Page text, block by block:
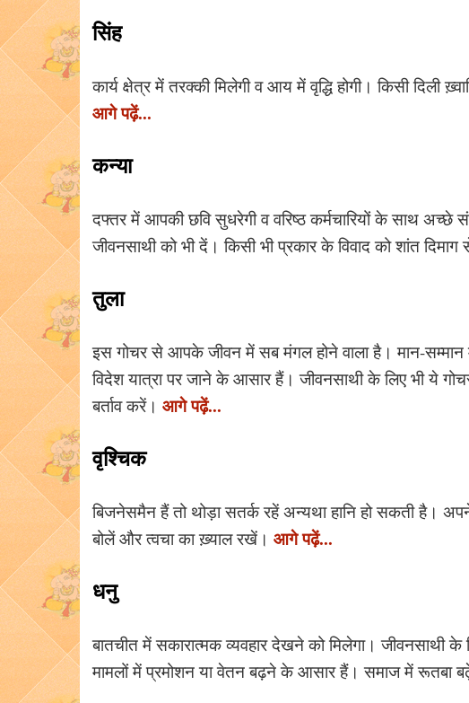
सिंह
कार्य क्षेत्र में तरक्की मिलेगी व आय में वृद्धि होगी। किसी दिली
आगे पढ़ें...
कन्या
दफ्तर में आपकी छवि सुधरेगी व वरिष्ठ कर्मचारियों के साथ
जीवनसाथी को भी दें। किसी भी प्रकार के विवाद को शांत
तुला
इस गोचर से आपके जीवन में सब मंगल होने वाला है। मान-सम्मान
विदेश यात्रा पर जाने के आसार हैं। जीवनसाथी के लिए भी ये
बर्ताव करें। आगे पढ़ें...
वृश्चिक
बिजनेसमैन हैं तो थोड़ा सतर्क रहें अन्यथा हानि हो सकती है।
बोलें और त्वचा का ख़्याल रखें। आगे पढ़ें...
धनु
बातचीत में सकारात्मक व्यवहार देखने को मिलेगा। जीवनसाथी
मामलों में प्रमोशन या वेतन बढ़ने के आसार हैं। समाज में रूतबा